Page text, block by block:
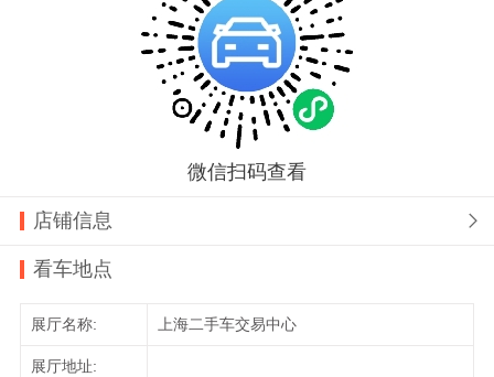
微信扫码查看
店铺信息 
看车地点
展厅名称: 上海二手车交易中心
展厅地址: